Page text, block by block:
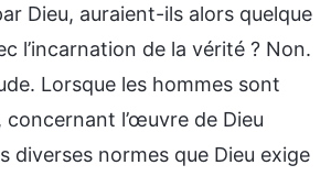
Dieu, auraient-ils alors quelque
l’incarnation de la vérité ? Non.
Lorsque les hommes sont
l’œuvre de Dieu
diverses normes que Dieu exige